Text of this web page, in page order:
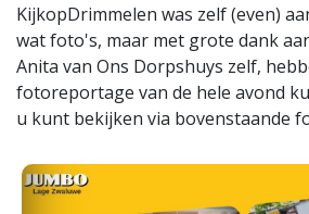
KijkopDrimmelen was zelf (even)
wat foto's, maar met grote dank
Anita van Ons Dorpshuys zelf,
fotoreportage van de hele avond
u kunt bekijken via bovenstaande